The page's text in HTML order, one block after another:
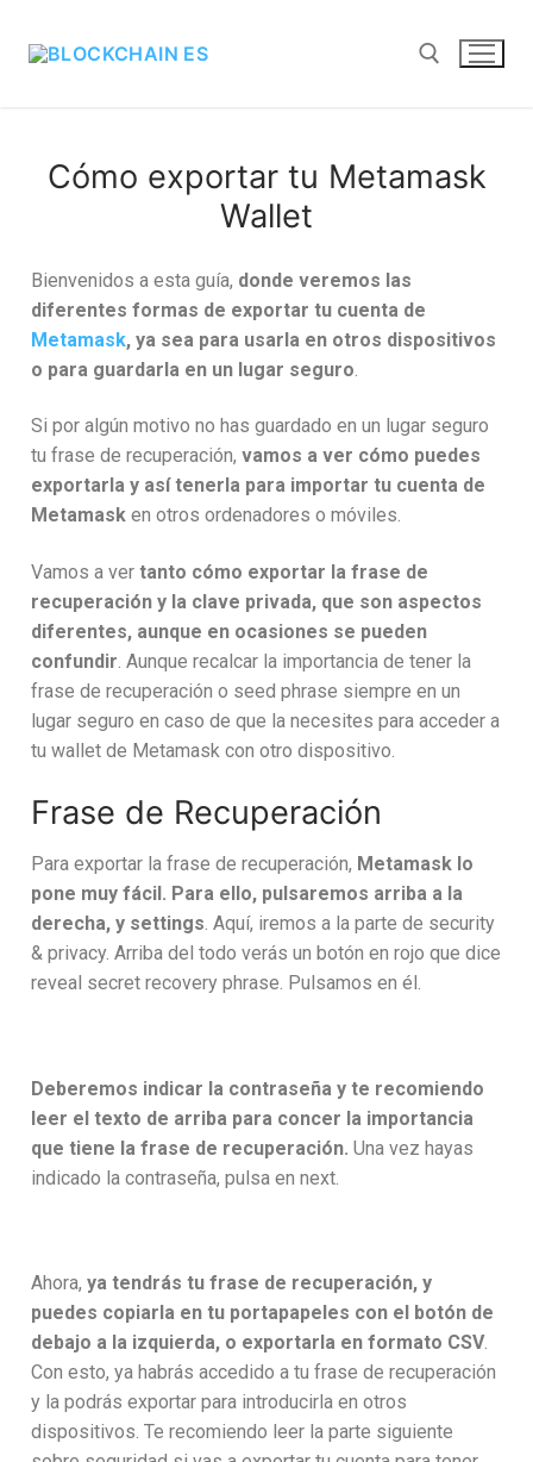
Cómo exportar tu Metamask
Wallet
Bienvenidos a esta guía, donde veremos las
diferentes formas de exportar tu cuenta de
Metamask, ya sea para usarla en otros dispositivos
o para guardarla en un lugar seguro
Si por algún motivo no has guardado en un lugar seguro
tu frase de recuperación, vamos a ver cómo puedes
exportarla y así tenerla para importar tu cuenta de
Metamask en otros ordenadores o móviles.
Vamos a ver tanto cómo exportar la frase de
recuperación y la clave privada, que son aspectos
diferentes, aunque en ocasiones se pueden
confundir. Aunque recalcar la importancia de tener la
frase de recuperación o seed phrase siempre en un
lugar seguro en caso de que la necesites para acceder a
tu wallet de Metamask con otro dispositivo.
Frase de Recuperación
Para exportar la frase de recuperación, Metamask lo
pone muy fácil. Para ello, pulsaremos arriba a la
derecha, y settings. Aquí, iremos a la parte de security
& privacy. Arriba del todo verás un botón en rojo que dice
reveal secret recovery phrase. Pulsamos en él.
Deberemos indicar la contraseña y te recomiendo
leer el texto de arriba para concer la importancia
que tiene la frase de recuperación. Una vez hayas
indicado la contraseña, pulsa en next.
Ahora, ya tendrás tu frase de recuperación, y
puedes copiarla en tu portapapeles con el botón de
debajo a la izquierda, o exportarla en formato CSV.
Con esto, ya habrás accedido a tu frase de recuperación
y la podrás exportar para introducirla en otros
dispositivos. Te recomiendo leer la parte siguiente